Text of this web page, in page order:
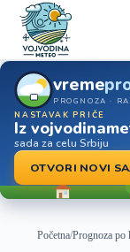
vreme
PROGNOZA ·
NASTAVAK PRIČE
Iz
sada za celu Srbiju
OTVORI NOVI
Početna/Prognoza po